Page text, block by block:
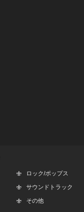
ロック/ポップス
サウンドトラック
その他